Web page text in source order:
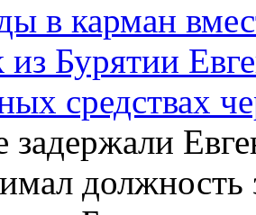
в карман
Бурятии
средствах
задержали
должность